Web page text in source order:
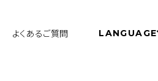
よくあるご質問 LANGUAGE